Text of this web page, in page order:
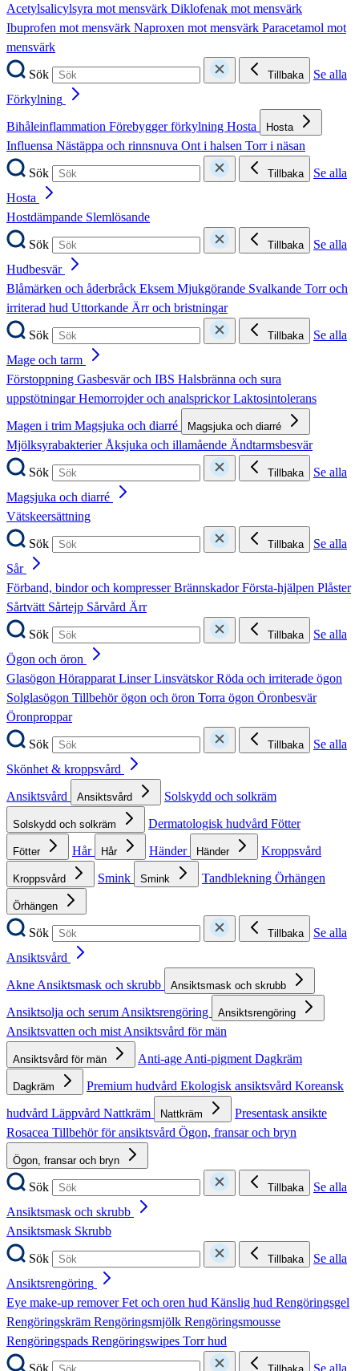
Acetylsalicylsyra mot mensvärk Diklofenak mot mensvärk
Ibuprofen mot mensvärk Naproxen mot mensvärk Paracetamol mot
mensvärk
Sök
Tillbaka
Se alla
Förkylning
Bihåleinflammation Förebygger förkylning Hosta Hosta
Influensa Nästäppa och rinnsnuva Ont i halsen Torr i näsan
Sök
Tillbaka
Se alla
Hosta
Hostdämpande Slemlösande
Sök
Tillbaka
Se alla
Hudbesvär
Blåmärken och åderbråck Eksem Mjukgörande Svalkande Torr och
irriterad hud Uttorkande Ärr och bristningar
Sök
Tillbaka
Se alla
Mage och tarm
Förstoppning Gasbesvär och IBS Halsbränna och sura
uppstötningarHemorrojder och analsprickorLaktosintolerans
Magen i trim Magsjuka och diarré Magsjuka och diarré
MjölksyrabakterierÅksjuka och illamående Ändtarmsbesvär
Sök
Tillbaka
Se alla
Magsjuka och diarré
Vätskeersättning
Sök
Tillbaka
Se alla
Sår
Förband, bindor och kompresserBrännskadorFörsta-hjälpen Plåster
Sårtvätt Sårtejp Sårvård Ärr
Sök
Tillbaka
Se alla
Ögon och öron
Glasögon HörapparatLinserLinsvätskorRöda och irriterade ögon
Solglasögon Tillbehör ögon och öron Torra ögon Öronbesvär
Öronproppar
Sök
Tillbaka
Se alla
Skönhet & kroppsvård
Ansiktsvård
Ansiktsvård Solskydd och solkräm
Solskydd och solkräm Dermatologisk hudvård Fötter
Fötter Hår Hår Händer Händer Kroppsvård
Kroppsvård Smink Smink Tandblekning Örhängen
Örhängen
Sök Tillbaka
Se alla
Ansiktsvård
AkneAnsiktsmask och skrubb Ansiktsmask och skrubb
Ansiktsolja och serumAnsiktsrengöring Ansiktsrengöring
Ansiktsvatten och mistAnsiktsvård för män
Ansiktsvård för män Anti-ageAnti-pigmentDagkräm
Dagkräm Premium hudvård Ekologisk ansiktsvård Koreansk
hudvård Läppvård Nattkräm Nattkräm
Presentask ansikte
Rosacea Tillbehör för ansiktsvård Ögon, fransar och bryn
Ögon, fransar och bryn
Sök Tillbaka
Se alla
Ansiktsmask och skrubb
Ansiktsmask Skrubb
Sök
Tillbaka
Se alla
Ansiktsrengöring
Eye make-up removerFet och oren hud Känslig hud Rengöringsgel
Rengöringskräm Rengöringsmjölk Rengöringsmousse
Rengöringspads Rengöringswipes Torr hud